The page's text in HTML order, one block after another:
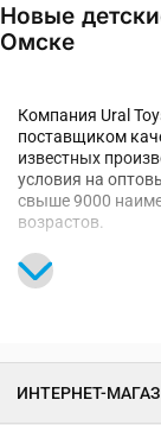
Товары для
Новые
Омске
Компания Ural
поставщиком
известных
условия на
свыше 9000
возрастов.
Мы напрямую
представляем
ИНТЕРНЕТ-